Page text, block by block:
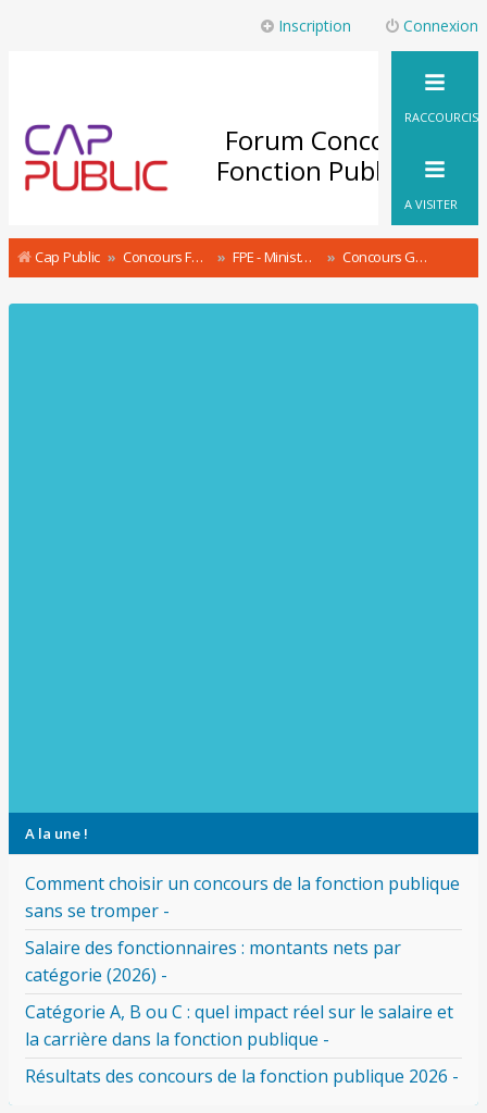
Connexion
Inscription
Forum Concours
Fonction Publique
RACCOURCIS
A VISITER
Cap Public Concours Fonction Publique : le Forum FPE - Ministère de l'Intérieur Concours & recrutement Concours Gardien de la Paix
A la une !
Comment choisir un concours de la fonction publique
sans se tromper -
Salaire des fonctionnaires : montants nets par
catégorie (2026) -
Catégorie A, B ou C : quel impact réel sur le salaire et
la carrière dans la fonction publique -
Résultats des concours de la fonction publique 2026 -